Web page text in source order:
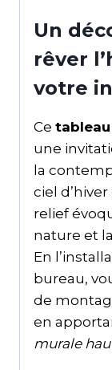
Un
rêver
votre
Ce tableau
une
la
ciel
relief
nature et
En
bureau,
de
en
murale